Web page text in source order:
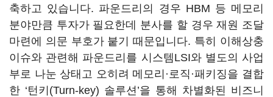
축하고 있습니다. 파운드리의 경우 HBM 등 메모리
분야만큼 투자가 필요한데 분사를 할 경우 재원 조달
마련에 의문 부호가 붙기 때문입니다. 특히 이해상충
이슈와 관련해 파운드리를 시스템LSI와 별도의 사업
부로 나눈 상태고 오히려 메모리·로직·패키징을 결합
한 ‘턴키 (Turn-key) 솔루션’을 통해 차별화된 비즈니